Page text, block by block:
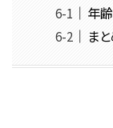
年
ま